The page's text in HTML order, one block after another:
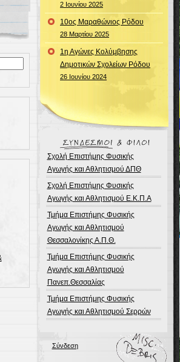
2 Ιουνίου 2025
10oς Μαραθώνιος Ρόδου
28 Μαρτίου 2025
1η Αγώνες Κολύμβησης
Δημοτικών Σχολείων Ρόδου
26 Ιουνίου 2024
Σχολή Επιστήμης Φυσικής
Αγωγής και Αθλητισμού ΔΠΘ
Σχολή Επιστήμης Φυσικής
Αγωγής και Αθλητισμού Ε.Κ.Π.Α
Τμήμα Επιστήμης Φυσικής
Αγωγής και Αθλητισμού
Θεσσαλονίκης Α.Π.Θ.
Τμήμα Επιστήμης Φυσικής
Αγωγής και Αθλητισμού
Πανεπ.Θεσσαλίας
Τμήμα Επιστήμης Φυσικής
Αγωγής και Αθλητισμού Σερρών
Σύνδεση